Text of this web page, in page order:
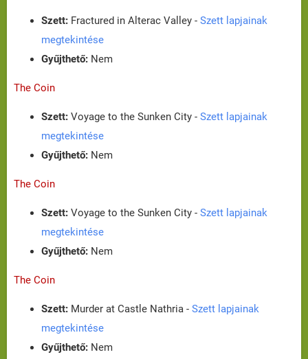
Szett: Fractured in Alterac Valley - Szett lapjainak
megtekintése
Gyűjthető: Nem
The Coin
Szett: Voyage to the Sunken City - Szett lapjainak
megtekintése
Gyűjthető: Nem
The Coin
Szett: Voyage to the Sunken City - Szett lapjainak
megtekintése
Gyűjthető: Nem
The Coin
Szett: Murder at Castle Nathria - Szett lapjainak
megtekintése
Gyűjthető: Nem